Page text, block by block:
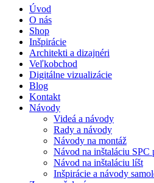
Úvod
O nás
Shop
Inšpirácie
Architekti a dizajnéri
Veľkobchod
Digitálne vizualizácie
Blog
Kontakt
Návody
Videá a návody
Rady a návody
Návody na montáž
Návod na inštaláciu
Návod na inštaláciu líšt
Inšpirácie a návody